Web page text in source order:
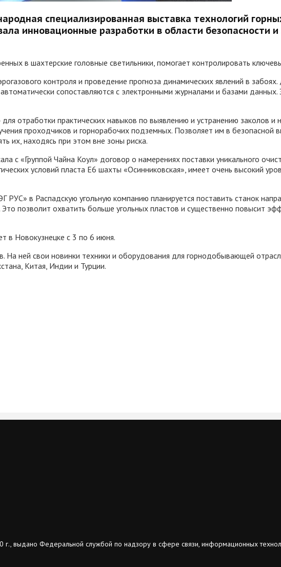
специализированная выставка технологий
инновационные разработки в области безопасности
в шахтерские головные светильники, помогает контролировать
контроля и проведение прогноза динамических явлений в
сопоставляются с электронными журналами и базами
отработки практических навыков по выявлению и устранению заколов и
проходчиков и горнорабочих подземных. Позволяет им в безопасной
их, находясь при этом вне зоны риска.
с «Группой Чайна Коул» договор о намерениях поставки уникального
условий пласта Е6 шахты «Осинниковская», имеет очень высокий
в Распадскую угольную компанию планируется поставить станок
позволит охватить больше угольных пластов и существенно повысит
в Новокузнецке с 3 по 6 июня.
На ней свои новинки техники и оборудования для горнодобывающей
Китая, Индии и Турции.
выдано Федеральной службой по надзору в сфере связи, информационных